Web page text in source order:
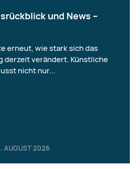
und News –
AUGUST 2026
erneut, wie stark sich das
derzeit verändert. Künstliche
nicht nur...